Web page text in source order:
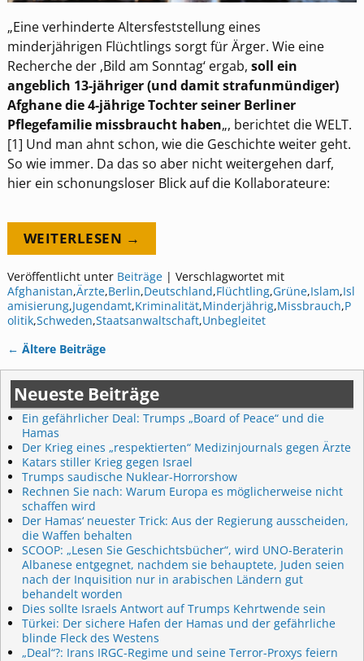
„Eine verhinderte Altersfeststellung eines
minderjährigen Flüchtlings sorgt für Ärger. Wie eine
Recherche der ‚Bild am Sonntag‘ ergab, soll ein
angeblich 13-jähriger (und damit strafunmündiger)
Afghane die 4-jährige Tochter seiner Berliner
Pflegefamilie missbraucht haben„, berichtet die WELT.
[1] Und man ahnt schon, wie die Geschichte weiter geht.
So wie immer. Da das so aber nicht weitergehen darf,
hier ein schonungsloser Blick auf die Kollaborateure:
WEITERLESEN →
Veröffentlicht unter Beiträge| Verschlagwortet mit
Afghanistan,Ärzte,Berlin,Deutschland,Flüchtling,Grüne,Islam,Isl
amisierung,Jugendamt,Kriminalität,Minderjährig,Missbrauch,P
olitik,Schweden,Staatsanwaltschaft,Unbegleitet
Artikelnavigation
← Ältere Beiträge
Neueste Beiträge
Ein gefährlicher Deal: Trumps „Board of Peace“ und die
Hamas
Der Krieg eines „respektierten“ Medizinjournals gegen Ärzte
Katars stiller Krieg gegen Israel
Trumps saudische Nuklear-Horrorshow
Rechnen Sie nach: Warum Europa es möglicherweise nicht
schaffen wird
Der Hamas‘ neuester Trick: Aus der Regierung ausscheiden,
die Waffen behalten
SCOOP: „Lesen Sie Geschichtsbücher“, wird UNO-Beraterin
Albanese entgegnet, nachdem sie behauptete, Juden seien
nach der Inquisition nur in arabischen Ländern gut
behandelt worden
Dies sollte Israels Antwort auf Trumps Kehrtwende sein
Türkei: Der sichere Hafen der Hamas und der gefährliche
blinde Fleck des Westens
„Deal“?: Irans IRGC-Regime und seine Terror-Proxys feiern